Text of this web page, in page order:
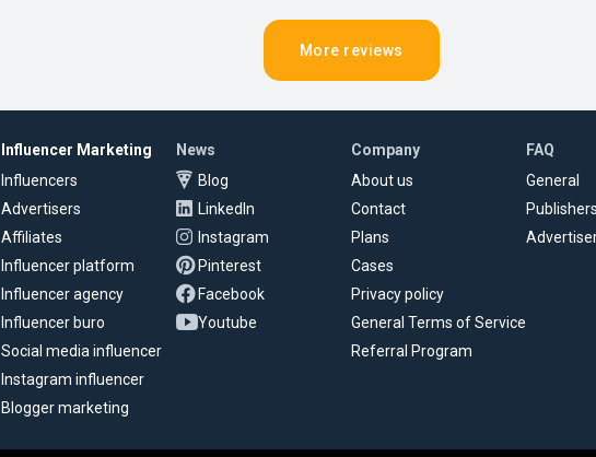
More reviews
Influencer Marketing
Influencers
Advertisers
Affiliates
Influencer platform
Influencer agency
Influencer buro
Social media influencer
Instagram influencer
Blogger marketing
News
Blog
LinkedIn
Instagram
Pinterest
Facebook
Youtube
Company
About us
Contact
Plans
Cases
Privacy policy
General Terms of Service
Referral Program
FAQ
General